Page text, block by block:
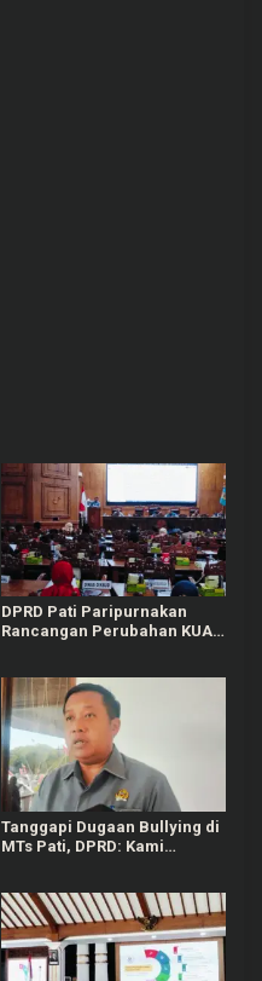
DPRD Pati Paripurnakan
Rancangan Perubahan KUA-
Tanggapi Dugaan Bullying di
MTs Pati, DPRD: Kami